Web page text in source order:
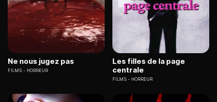
Ne nous jugez pas
FILMS HORREUR
Les filles de la page
centrale
FILMS HORREUR